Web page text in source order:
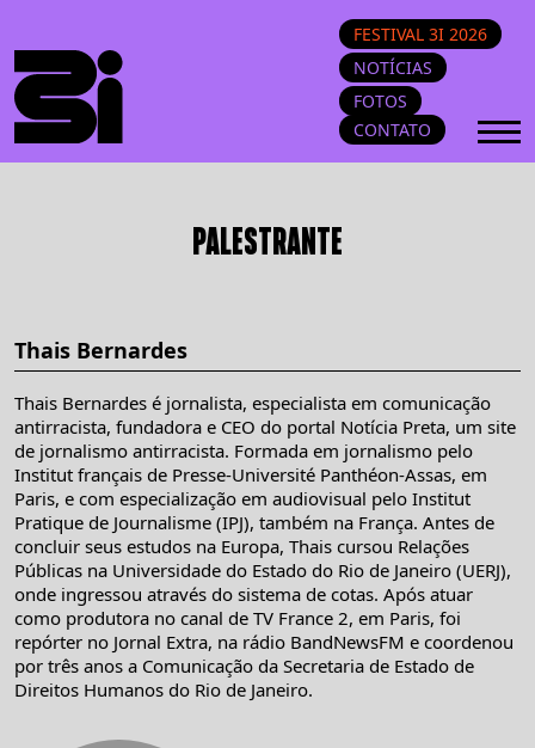
FESTIVAL 3I 2026
NOTÍCIAS
FOTOS
CONTATO
PALESTRANTE
Thais Bernardes
Thais Bernardes é jornalista, especialista em comunicação
antirracista, fundadora e CEO do portal Notícia Preta, um site
de jornalismo antirracista. Formada em jornalismo pelo
Institut français de Presse-Université Panthéon-Assas, em
Paris, e com especialização em audiovisual pelo Institut
Pratique de Journalisme (IPJ), também na França. Antes de
concluir seus estudos na Europa, Thais cursou Relações
Públicas na Universidade do Estado do Rio de Janeiro (UERJ),
onde ingressou através do sistema de cotas. Após atuar
como produtora no canal de TV France 2, em Paris, foi
repórter no Jornal Extra, na rádio BandNewsFM e coordenou
por três anos a Comunicação da Secretaria de Estado de
Direitos Humanos do Rio de Janeiro.